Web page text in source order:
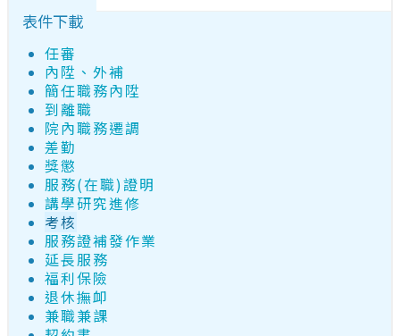
表件下載
任審
內陞、外補
簡任職務內陞
到離職
院內職務遷調
差勤
獎懲
服務(在職)證明
講學研究進修
考核
服務證補發作業
延長服務
福利保險
退休撫卹
兼職兼課